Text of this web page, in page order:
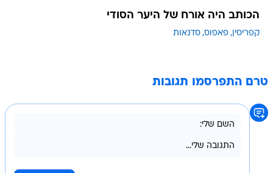
הכותב היה אורח של היער הסודי
קפריסין פאפוס סדנאות
טרם התפרסמו תגובות